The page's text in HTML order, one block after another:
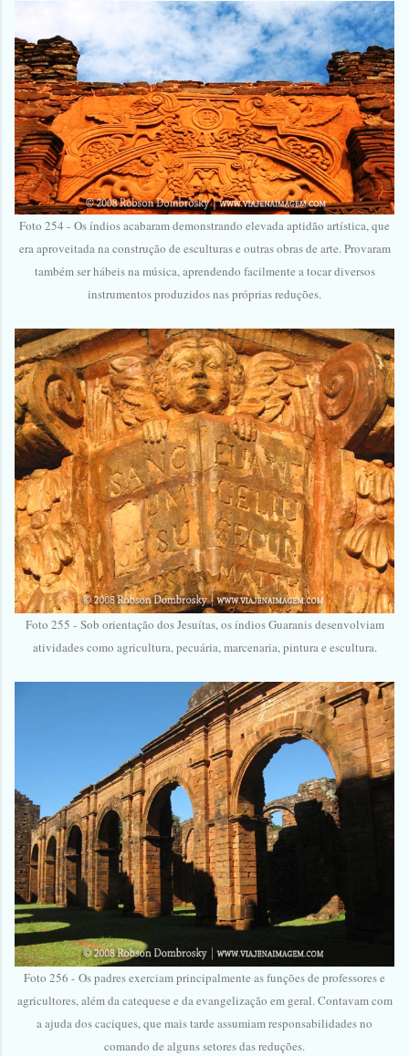
Foto 254 - Os índios acabaram demonstrando elevada aptidão artística, que
era aproveitada na construção de esculturas e outras obras de arte. Provaram
também ser hábeis na música, aprendendo facilmente a tocar diversos
instrumentos produzidos nas próprias reduções.
Foto 255 - Sob orientação dos Jesuítas, os índios Guaranis desenvolviam
atividades como agricultura, pecuária, marcenaria, pintura e escultura.
Foto 256 - Os padres exerciam principalmente as funções de professores e
agricultores, além da catequese e da evangelização em geral. Contavam com
a ajuda dos caciques, que mais tarde assumiam responsabilidades no
comando de alguns setores das reduções.